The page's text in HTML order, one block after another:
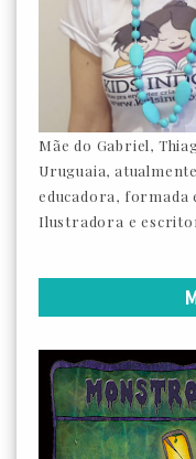
Mãe do Gabriel,
Uruguaia,
educadora, formada
Ilustradora e